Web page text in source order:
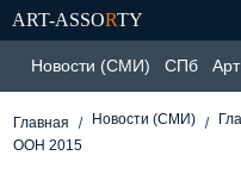
ART-ASSORTY
Новости (СМИ) СПб Арт
Главная Новости (СМИ)
ООН 2015